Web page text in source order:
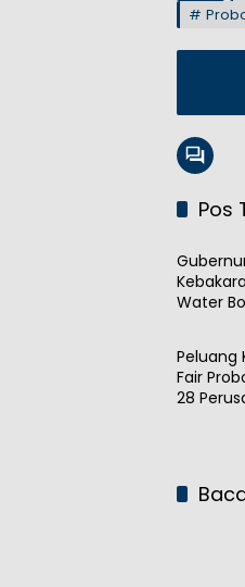
Pos
Daerah
Water
Daerah
Peluang
Fair
28